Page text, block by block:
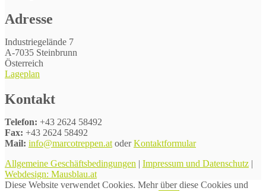
Adresse
Industriegelände 7
A-7035 Steinbrunn
Österreich
Lageplan
Kontakt
Telefon: +43 2624 58492
Fax: +43 2624 58492
Mail: info@marcotreppen.at oderKontaktformular
Allgemeine Geschäftsbedingungen | Impressum und Datenschutz |
Webdesign: Mausblau.at
Diese Website verwendet Cookies. Mehr über diese Cookies und